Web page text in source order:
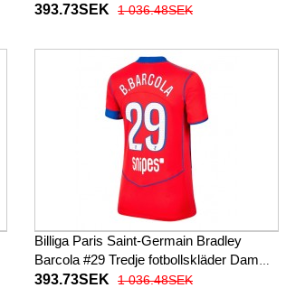
2025-26 Kortärmad
393.73SEK 1 036.48SEK
Billiga Paris Saint-Germain Bradley
Barcola #29 Tredje fotbollskläder Dam
2025-26 Kortärmad
393.73SEK 1 036.48SEK